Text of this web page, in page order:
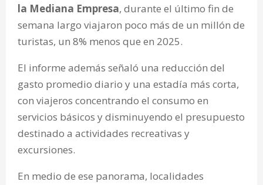
la Mediana Empresa, durante el último fin de
semana largo viajaron poco más de un millón de
turistas, un 8% menos que en 2025.
El informe además señaló una reducción del
gasto promedio diario y una estadía más corta,
con viajeros concentrando el consumo en
servicios básicos y disminuyendo el presupuesto
destinado a actividades recreativas y
excursiones.
En medio de ese panorama, localidades